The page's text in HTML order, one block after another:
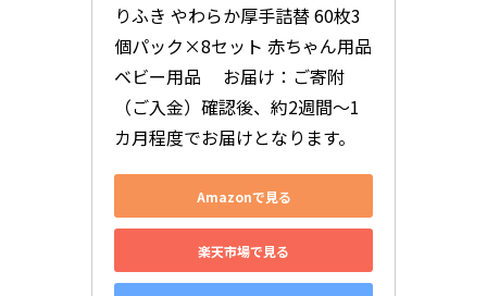
りふき やわらか厚手詰替 60枚3
個パック×8セット 赤ちゃん用品
ベビー用品 　お届け：ご寄附
（ご入金）確認後、約2週間～1
カ月程度でお届けとなります。
Amazonで見る
楽天市場で見る